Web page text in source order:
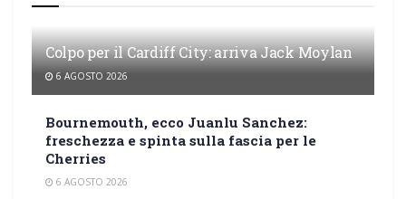
Colpo per il Cardiff City: arriva Jack Moylan
6 AGOSTO 2026
Bournemouth, ecco Juanlu Sanchez:
freschezza e spinta sulla fascia per le
Cherries
6 AGOSTO 2026